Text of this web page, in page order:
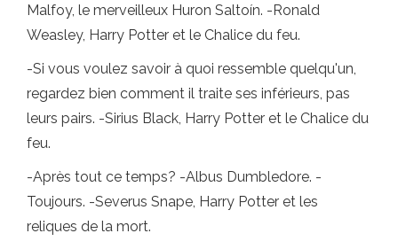
Malfoy, le merveilleux Huron Saltoín. -Ronald
Weasley, Harry Potter et le Chalice du feu.
-Si vous voulez savoir à quoi ressemble quelqu'un,
regardez bien comment il traite ses inférieurs, pas
leurs pairs. -Sirius Black, Harry Potter et le Chalice du
feu.
-Après tout ce temps? -Albus Dumbledore. -
Toujours. -Severus Snape, Harry Potter et les
reliques de la mort.